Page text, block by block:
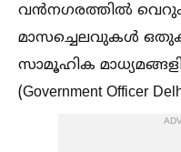
വൻനഗരത്തില്‍ വെറും
മാസച്ചെലവുകള്‍
സാമൂഹിക
(Government Officer